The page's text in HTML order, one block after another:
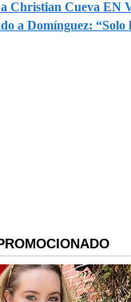
Christian Cueva EN
a Domínguez: